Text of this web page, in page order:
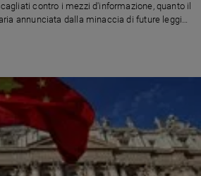
contro i mezzi d'informazione, quanto il
annunciata dalla minaccia di future leggi